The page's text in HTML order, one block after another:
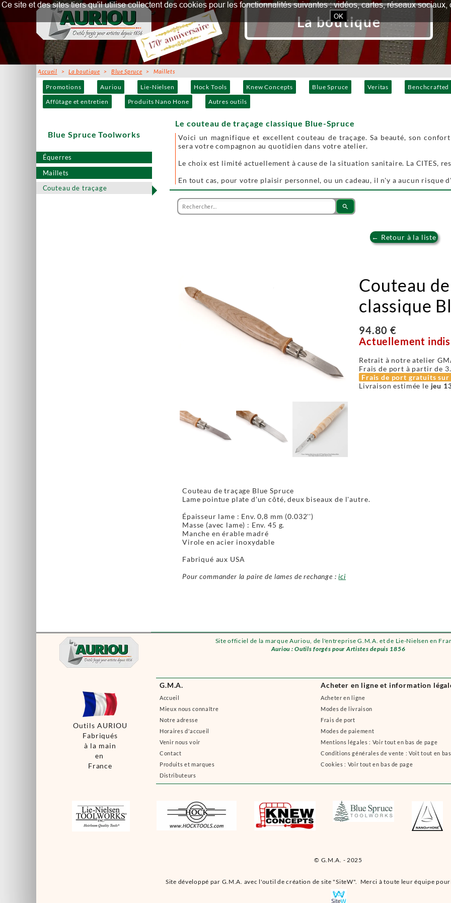
Site officiel de la marque Auriou, de l'entreprise G.M.A. et de Lie-Nielsen en
Auriou : Outils forgés pour Artistes depuis 1856
© G.M.A. - 2025
Promotions Auriou Lie-Nielsen Hock Tools Knew Concepts Blue Spruce Veritas Benchcrafted
Affûtage et entretien
Produits Nano Hone Autres outils
Équerres
Maillets
Couteau de traçage
G.M.A.
Accueil
Mieux nous connaître
Notre adresse
Horaires d'accueil
Venir nous voir
Contact
Produits et marques
Distributeurs
Acheter en ligne et information
Acheter en ligne
Modes de livraison
Frais de port
Modes de paiement
Mentions légales : Voir tout en bas de page
Conditions générales de vente : Voit tout en
Cookies : Voir tout en bas de page
Site développé par G.M.A. avec l'outil de création de site "SiteW". Merci à toute leur équipe
Outils AURIOU
Fabriqués
à la main
en
France
La boutique
Accueil >La boutique >Blue Spruce > Maillets
Le couteau de traçage classique Blue-Spruce
Voici un magnifique et excellent couteau de traçage. Sa beauté, son
sera votre compagnon au quotidien dans votre atelier.
Le choix est limité actuellement à cause de la situation sanitaire. La CITES,
En tout cas, pour votre plaisir personnel, ou un cadeau, il n'y a aucun risque
Blue Spruce Toolworks
search
← Retour à la liste
Couteau
classique
94.80 €
Actuellement
Retrait à notre atelier
Frais de port à partir de
Frais de port gratuits
Livraison estimée le jeu
Couteau de traçage Blue Spruce
Lame pointue plate d'un côté, deux biseaux de l'autre.
Épaisseur lame : Env. 0,8 mm (0.032'')
Masse (avec lame) : Env. 45 g.
Manche en érable madré
Virole en acier inoxydable
Fabriqué aux USA
Pour commander la paire de lames de rechange :ici
Ce site et des sites tiers qu'il utilise collectent des cookies pour les fonctionnalités suivantes : vidéos, cartes, réseaux
OK